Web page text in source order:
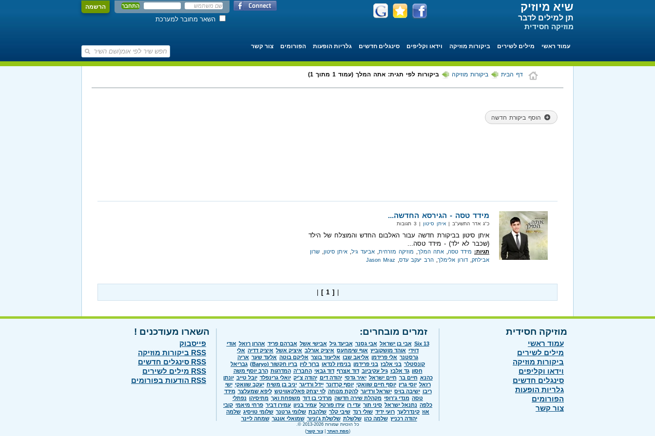
הרשמה
השאר מחובר למערכת
שיא מיוזיק
תן למילים לדבר
מוזיקה חסידית
עמוד ראשי מילים לשירים ביקורות מוזיקה וידאו וקליפים סינגלים חדשים גלריות הופעות הפורומים צור קשר
דף הבית ביקורות מוזיקה ביקורות לפי תגית: אתה המלך (עמוד 1 מתוך 1)
הוסף ביקורת חדשה
מידד טסה - הגירסא החדשה...
כ"ג אדר התשע"ב | איתן סיטון | 3 תגובות
איתן סיטון בביקורת חדשה עבור האלבום החדש והמוצלח של הילד
(שכבר לא ילד) - מידד טסה...
תגיות: מידד טסה אתה המלך מוזיקה מזרחית אביעד גיל איתן סיטון
שרון
אבילחק
דורון אלימלך הרב יעקב עדס Jason Mraz
[ 1 ]
מוזיקה חסידית
עמוד ראשי
מילים לשירים
ביקורות מוזיקה
וידאו וקליפים
סינגלים חדשים
גלריות הופעות
הפורומים
צור קשר
זמרים מובחרים:
Six 13 אבי בן ישראל אבי גסנר אביעד גיל אבישי אשל אברהם פריד אהרון רזאל אודי
דוידי אוהד מושקוביץ אוף שימחעס איציק אורלב איציק אשל איציק דדיה אלי
גרסטנר אלי פרידמן אליאב שבו אליעזר בוצר אליקם בוטה אלעד שער אריה
קונסטלר בני אלבז בני פרידמן בנימין לנדאו ברוך לוין בריו חקשור (Baryo)
גבריאל
חסון גד אלבז גיל עקיביוב דוד אצרף דוד גבאי החבר'ה המדרגות הרב יוסף משה
כהנא חיים בר חיים ישראל יאיר גדסי יהודה דים יהודה צ'יק יואלי גרינפלד יובל טייב יונתן
רזאל יוסי גרין יוסף חיים שוואקי יוסף קרדונר יידל ורדיגר יניב בן משיח יעקב שוואקי ישי
ריבו ישיבה בויס ישראל ורדיגר להקת מנוחה לוי יצחק פאלקאוויטש ליפא שמעלצר מידד
טסה מנדי ג'רופי מקהלת שירה חדשה מרדכי בן דוד משפחת ואך מתיסיהו נפתלי
כלפה נתנאל ישראל סיני תור עדי רן עידו פורטל עמיר בניון עמירן דביר פרחי מיאמי קובי
אוז קינדרלעך רועי ידיד שולי רנד שיבי קלר שלהבת שלומי גרטנר שלומי טויסיג שלמה
יהודה רכניץ שלמה כהן שלשלת שלשלת ג'וניור שמואלי אונגר שמחה ליינר
השארו מעודכנים !
פייסבוק
RSS ביקורות מוזיקה
RSS סינגלים חדשים
RSS מילים לשירים
RSS הודעות בפורומים
כל הזכויות שמורות 2013-2026 ©.
(מפת האתר |צור קשר)